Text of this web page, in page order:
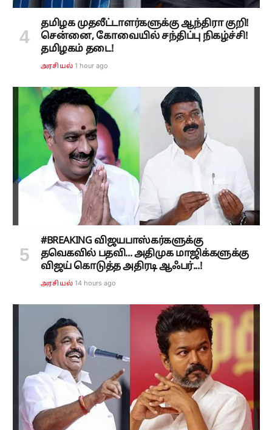
தமிழக முதலீட்டாளர்களுக்கு ஆந்திரா குறி!
சென்னை, கோவையில் சந்திப்பு நிகழ்ச்சி!
தமிழகம் தடை!
அரசியல் 1 hour ago
#BREAKING விஜயபாஸ்கர்களுக்கு
தவெகவில் பதவி... அதிமுக மாஜிக்களுக்கு
விஜய் கொடுத்த அதிரடி ஆஃபர்...!
அரசியல் 14 hours ago